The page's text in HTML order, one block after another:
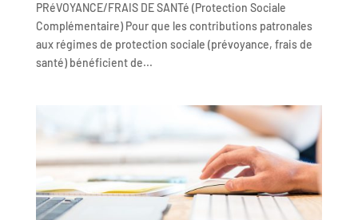
PRéVOYANCE/FRAIS DE SANTé (Protection Sociale
Complémentaire) Pour que les contributions patronales
aux régimes de protection sociale (prévoyance, frais de
santé) bénéficient de...